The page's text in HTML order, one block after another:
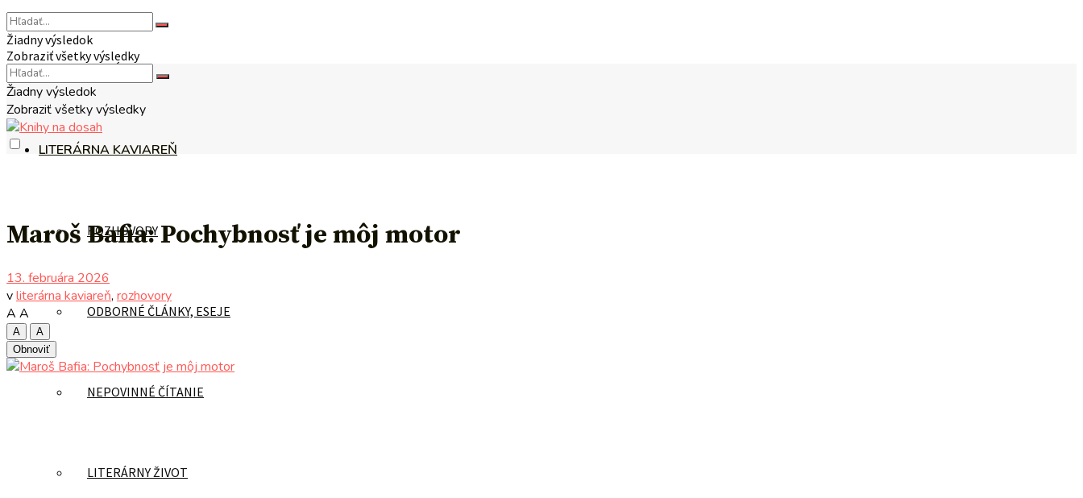
NA TÉMU
LITERÁRNA KAVIAREŇ
ROZHOVORY
ODBORNÉ ČLÁNKY, ESEJE
NEPOVINNÉ ČÍTANIE
LITERÁRNY ŽIVOT
Žiadny výsledok
Zobraziť všetky výsledky
Žiadny výsledok
Zobraziť všetky výsledky
Maroš Bafia: Pochybnosť je môj motor
13. februára 2026
vliterárna kaviareň, rozhovory
A A
A
A
Obnoviť